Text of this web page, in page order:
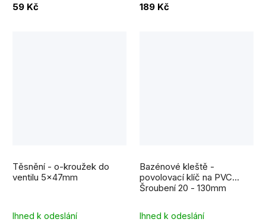
59 Kč 189 Kč
Těsnění - o-kroužek do
ventilu 5x47mm
hodnocení
produktu
je
5,0
Ihned k odeslání
Bazénové kleště -
povolovací klíč na PVC
Šroubení 20 - 130mm
Ihned k odeslání